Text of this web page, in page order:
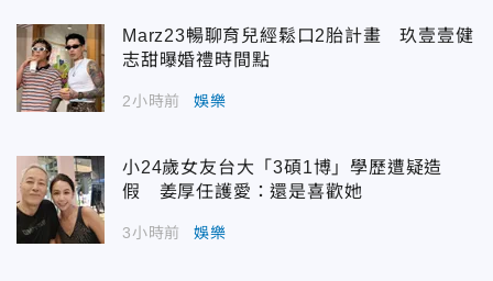
Marz23暢聊育兒經鬆口2胎計畫 玖壹壹健
志甜曝婚禮時間點
2小時前 娛樂
小24歲女友台大「3碩1博」學歷遭疑造
假 姜厚任護愛：還是喜歡她
3小時前 娛樂